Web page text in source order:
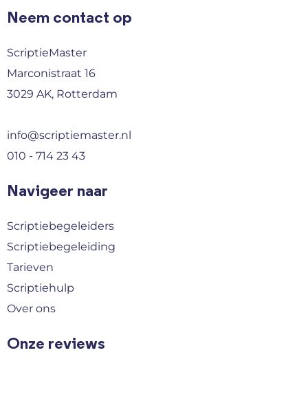
Neem contact op
ScriptieMaster
Marconistraat 16
3029 AK, Rotterdam
info@scriptiemaster.nl
010 - 714 23 43
Navigeer naar
Scriptiebegeleiders
Scriptiebegeleiding
Tarieven
Scriptiehulp
Over ons
Onze reviews